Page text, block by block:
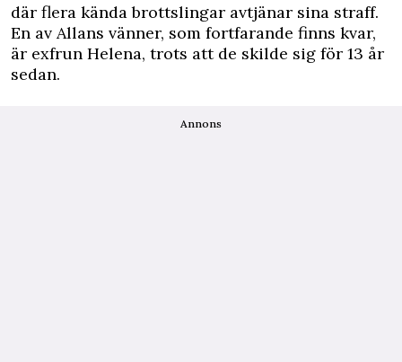
där flera kända brottslingar avtjänar sina straff.
En av Allans vänner, som fortfarande finns kvar,
är exfrun Helena, trots att de skilde sig för 13 år
sedan.
Annons